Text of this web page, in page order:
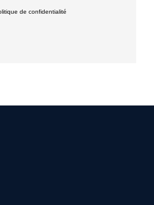
de confidentialité